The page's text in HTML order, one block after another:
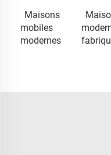
Maisons
mobiles
modernes